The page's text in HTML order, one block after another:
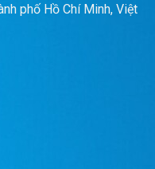
phố Hồ Chí Minh, Việt